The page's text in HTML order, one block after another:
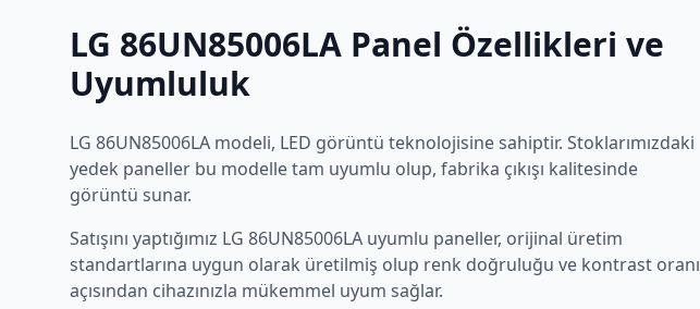
LG 86UN85006LA Panel Özellikleri ve
Uyumluluk
LG 86UN85006LA modeli, LED görüntü teknolojisine sahiptir. Stoklarımızdaki
yedek paneller bu modelle tam uyumlu olup, fabrika çıkışı kalitesinde
görüntü sunar.
Satışını yaptığımız LG 86UN85006LA uyumlu paneller, orijinal üretim
standartlarına uygun olarak üretilmiş olup renk doğruluğu ve kontrast oranı
açısından cihazınızla mükemmel uyum sağlar.